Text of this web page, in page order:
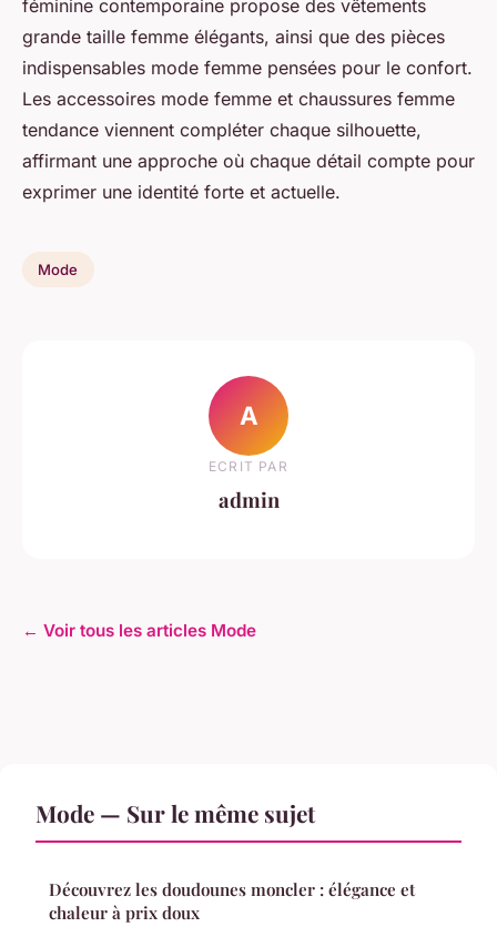
féminine contemporaine propose des vêtements
grande taille femme élégants, ainsi que des pièces
indispensables mode femme pensées pour le confort.
Les accessoires mode femme et chaussures femme
tendance viennent compléter chaque silhouette,
affirmant une approche où chaque détail compte pour
exprimer une identité forte et actuelle.
Mode
A
ECRIT PAR
admin
← Voir tous les articles Mode
Mode — Sur le même sujet
Découvrez les doudounes moncler : élégance et
chaleur à prix doux